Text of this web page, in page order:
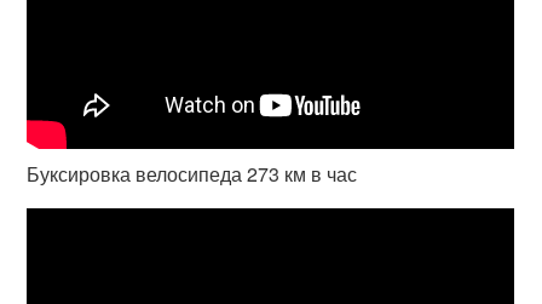
Буксировка велосипеда 273 км в час